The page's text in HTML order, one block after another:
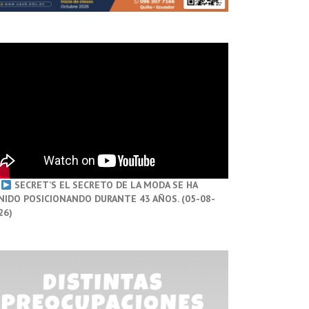
SECRET’S EL SECRETO DE LA MODA SE HA
POSICIONANDO DURANTE 43 AÑOS. (05-08-